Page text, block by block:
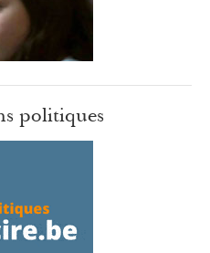
politiques